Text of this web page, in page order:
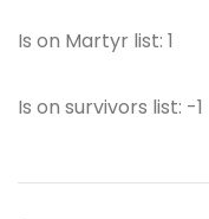
Is on Martyr list: 1
Is on survivors list: -1